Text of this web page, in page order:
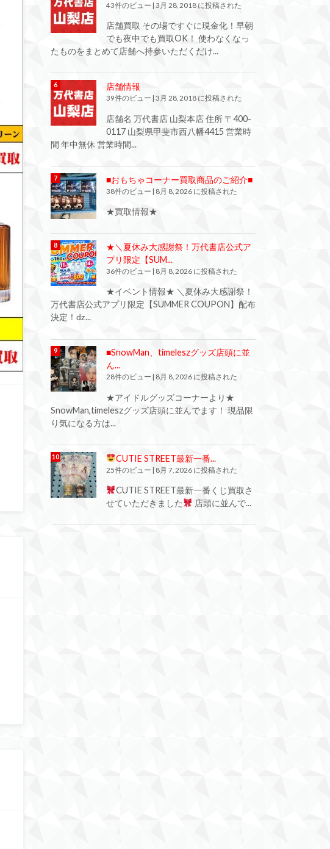
43件のビュー | 3月 28, 2018 に投稿された
店舗買取 その場ですぐに現金化！早朝
でも夜中でも買取OK！ 使わなくなっ
たものをまとめて店舗へ持参いただくだけ...
店舗情報
39件のビュー 3月 28, 2018 に投稿された
店舗名 万代書店 山梨本店 住所 〒400-
0117 山梨県甲斐市西八幡4415 営業時
間 年中無休 営業時間...
■おもちゃコーナー買取商品のご紹介■
38件のビュー | 8月 8, 2026 に投稿された
★買取情報★
★＼夏休み大感謝祭！万代書店公式ア
プリ限定【SUM...
36件のビュー | 8月 8, 2026 に投稿された
★イベント情報★ ＼夏休み大感謝祭！
万代書店公式アプリ限定【SUMMER COUPON】配布
決定！ǳ...
■SnowMan、timeleszグッズ店頭に並
ん...
28件のビュー 8月 8, 2026 に投稿された
★アイドルグッズコーナーより★
SnowMan,timeleszグッズ店頭に並んでます！ 現品限
り気になる方は...
CUTIE STREET最新一番...
25件のビュー | 8月 7, 2026 に投稿された
CUTIE STREET最新一番くじ買取さ
せていただきました
店頭に並んで...